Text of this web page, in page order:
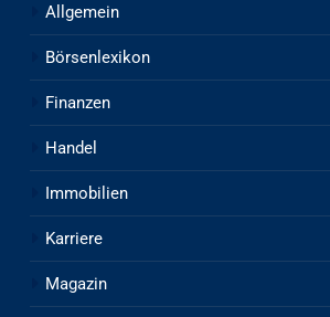
Allgemein
Börsenlexikon
Finanzen
Handel
Immobilien
Karriere
Magazin